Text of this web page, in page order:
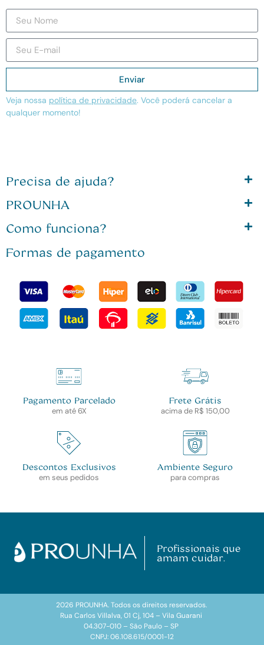
Enviar
Veja nossa política de privacidade. Você poderá cancelar a
qualquer momento!
Precisa de ajuda?
PROUNHA
Como funciona?
Formas de pagamento
Pagamento Parcelado
em até 6X
Frete Grátis
acima de R$ 150,00
Descontos Exclusivos
em seus pedidos
Ambiente Seguro
para compras
Profissionais que
amam cuidar.
2026 PROUNHA. Todos os direitos reservados.
Rua Carlos Villalva, 01 Cj, 104 – Vila Guarani
04.307-010 – São Paulo – SP
CNPJ: 06.108.615/0001-12